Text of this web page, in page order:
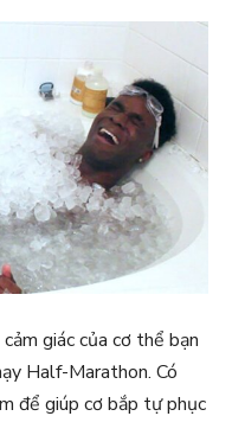
giác của cơ thể bạn
Half-Marathon. Có
để giúp cơ bắp tự phục